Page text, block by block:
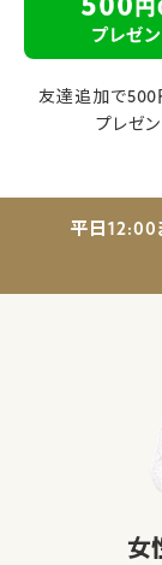
友達追加で500
プレゼン
平日12:00
女